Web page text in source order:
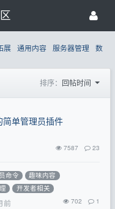
展 通用内容 服务器管理
数
排序： 回帖时间
单管理员插件
7587 23
命令
趣味内容
开发者相关
前 702 1